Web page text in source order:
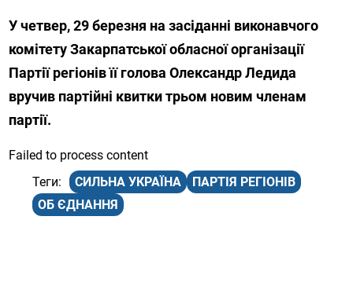
У четвер, 29 березня на засіданні виконавчого
комітету Закарпатської обласної організації
Партії регіонів її голова Олександр Ледида
вручив партійні квитки трьом новим членам
партії.
Failed to process content
СИЛЬНА УКРАЇНА
ПАРТІЯ РЕГІОНІВ
ОБ ЄДНАННЯ